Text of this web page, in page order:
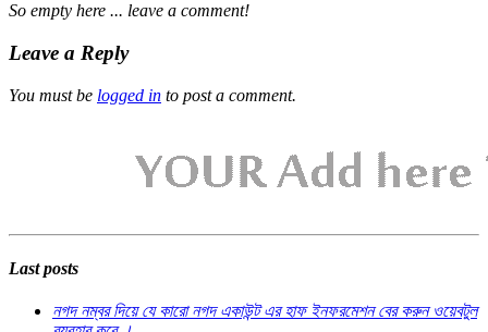
So empty here ... leave a comment!
Leave a Reply
You must be logged in to post a comment.
Last posts
নগদ নম্বর দিয়ে যে কারো নগদ একাউন্ট এর হাফ ইনফরমেশন বের করুন ওয়েবটুল